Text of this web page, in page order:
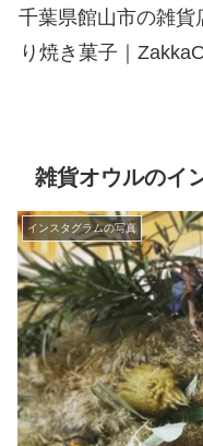
千葉県館山市の雑
り焼き菓子｜
雑貨オウルのイ
インスタグラムの写真